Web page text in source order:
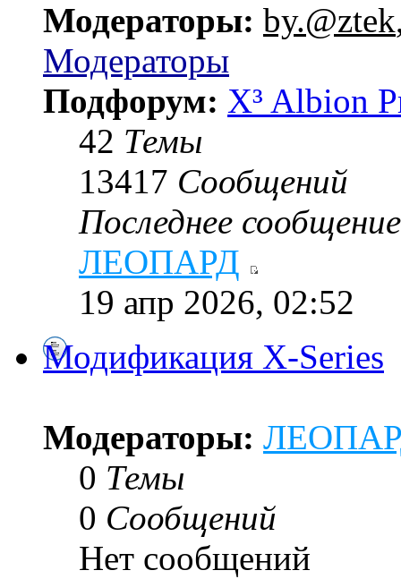
Модераторы: by.@ztek
Модераторы
Подфорум: X³ Albion
42 Темы
13417 Сообщений
Последнее сообщение
ЛЕОПАРД
19 апр 2026, 02:52
Модификация X-Series
Модераторы:
0 Темы
0 Сообщений
Нет сообщений